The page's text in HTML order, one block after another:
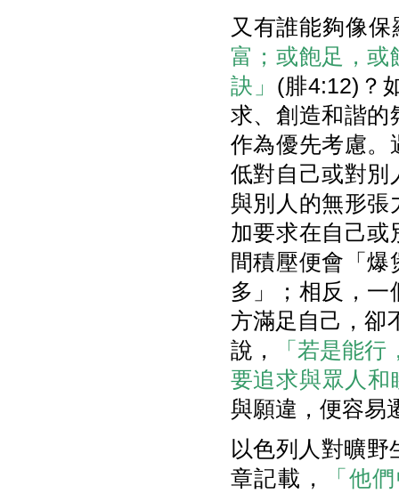
又有誰能夠像
富；或飽足，或
訣」 (腓4:12)？
求、創造和諧的
作為優先考慮。
低對自己或對別
與別人的無形張
加要求在自己或
間積壓便會「
多」；相反，
方滿足自己，卻
說，
「若是能
要追求與眾人和
與願違，便容易
以色列人對曠
章記載，
「他